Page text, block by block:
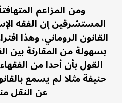
ومن المزاعم
المستشرقين إن الفقه
القانون الروماني، وهذا
بسهولة من المقارنة بين
القول بأن أحدا من
حنيفة مثلا لم يسمع
عن النقل